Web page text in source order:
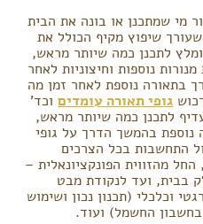
מי שמתכנן או בונה את הבית
שיפוץ מקיף הכולל את
לתכנן כמה שיותר מראש,
נוספות וחיצוניות לאחר
בתאורה נוספת לאחר זמן מה
גופי תאורה עומדיםוכד'
לתכנן כמה שיותר מראש,
נוספת בהמשך הדרך על גופי
התחשבות בכל הצרכים
מהזווית הפונקציונאלית –
בבית, ועד לנקודת מבט
וכלכלי (תכנון נכון ושימוש
בחשבון החשמל) ועוד.